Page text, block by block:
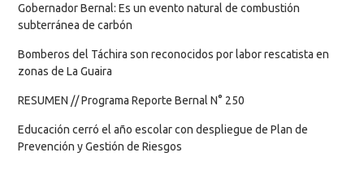
Gobernador Bernal: Es un evento natural de combustión
subterránea de carbón
Bomberos del Táchira son reconocidos por labor rescatista en
zonas de La Guaira
RESUMEN // Programa Reporte Bernal N° 250
Educación cerró el año escolar con despliegue de Plan de
Prevención y Gestión de Riesgos